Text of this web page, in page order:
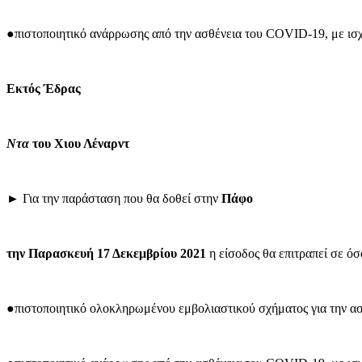
●πιστοποιητικό ανάρρωσης από την ασθένεια του COVID-19, με
Εκτός Έδρας
Ντα του Χιου Λέναρντ
► Για την παράσταση που θα δοθεί στην Πάφο
την Παρασκευή 17 Δεκεμβρίου 2021 η είσοδος θα επιτραπεί σε
●πιστοποιητικό ολοκληρωμένου εμβολιαστικού σχήματος για την